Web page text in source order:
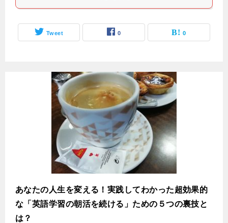
Tweet 0 0
あなたの人生を変える！実践してわかった超効果的
な「英語学習の朝活を続ける」ための５つの裏技と
は？